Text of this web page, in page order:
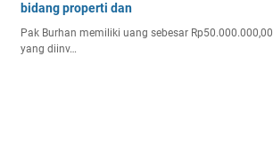
bidang properti dan
Pak Burhan memiliki uang sebesar Rp50.000.000,00
yang diinv…